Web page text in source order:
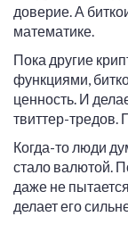
доверие. А
математике.
Пока другие
функциями,
ценность. И
твиттер-тредов.
Когда-то люди
стало валютой.
даже не
делает его